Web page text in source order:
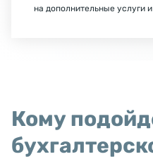
на дополнительные услуги
Кому